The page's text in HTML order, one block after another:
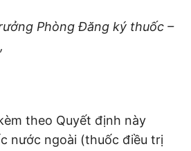
g Phòng Đăng ký thuốc –
theo Quyết định này
nước ngoài (thuốc điều trị